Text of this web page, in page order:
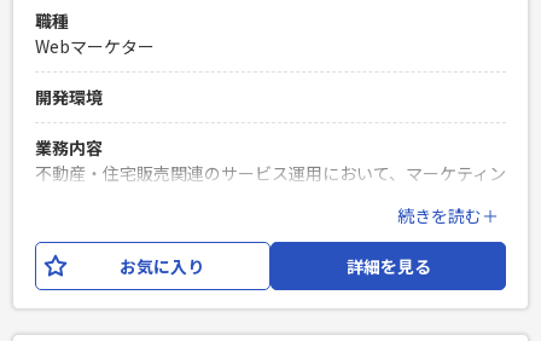
PHPを用いたWebサービスの開発経験4年以上
Laravelを用いた開発経験1年以上
職種
Webマーケター
開発環境
業務内容
不動産・住宅販売関連のサービス運用において、マーケティン
ンテンツ企画・制作、データ分析とマーケ業務全般に関わっ
ていただきます。 【想定される業務内容】 1、広告ディレクシ
ョン業務 2、マーケティングキャンペーン業務 3、サイト運営
続きを読む＋
お気に入り 詳細を見る